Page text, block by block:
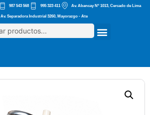
987 543 568 995 323 411 Av. Abancay Nº 1013, Cercado de Lima
Av. Separadora Industrial 3260, Mayorazgo - Ate